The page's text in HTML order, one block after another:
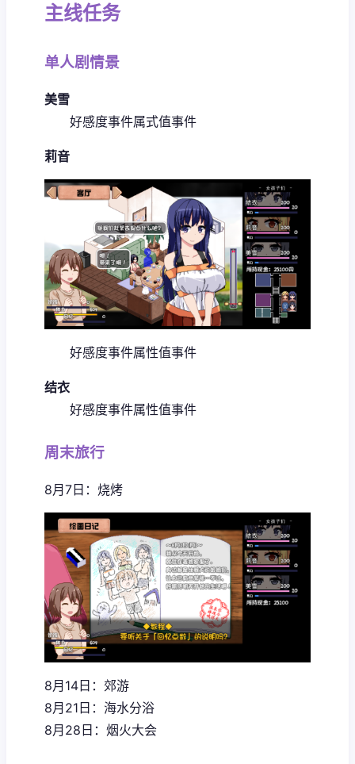
主线任务
单人剧情景
美雪
好感度事件属式值事件
莉音
好感度事件属性值事件
结衣
好感度事件属性值事件
周末旅行
8月7日：烧烤
8月14日：郊游
8月21日：海水分浴
8月28日：烟火大会